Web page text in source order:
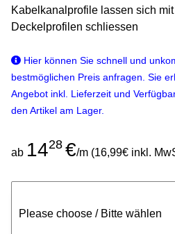
Kabelkanalprofile lassen sich
Deckelprofilen schliessen
Hier können Sie schnell und
bestmöglichen Preis anfragen. Sie
Angebot inkl. Lieferzeit und
den Artikel am Lager.
ab 1428 €/m (16,99€ inkl.
Please choose / Bitte wählen